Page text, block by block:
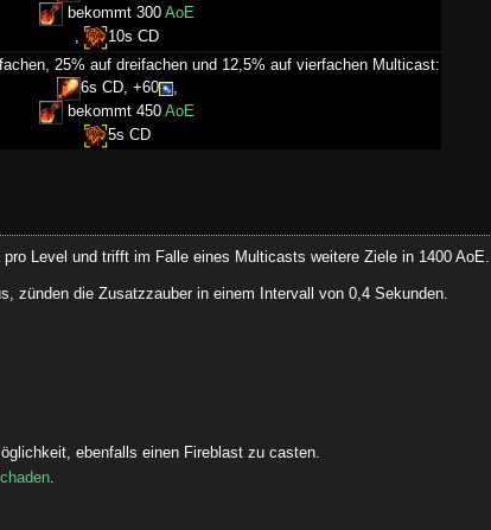
bekommt 300AoE
,
10s CD
25% auf dreifachen und 12,5% auf vierfachen Multicast:
6s CD, +60
,
bekommt 450AoE
5s CD
pro Level und trifft im Falle eines Multicasts weitere Ziele in 1400 AoE.
zünden die Zusatzzauber in einem Intervall von 0,4 Sekunden.
ebenfalls einen Fireblast zu casten.